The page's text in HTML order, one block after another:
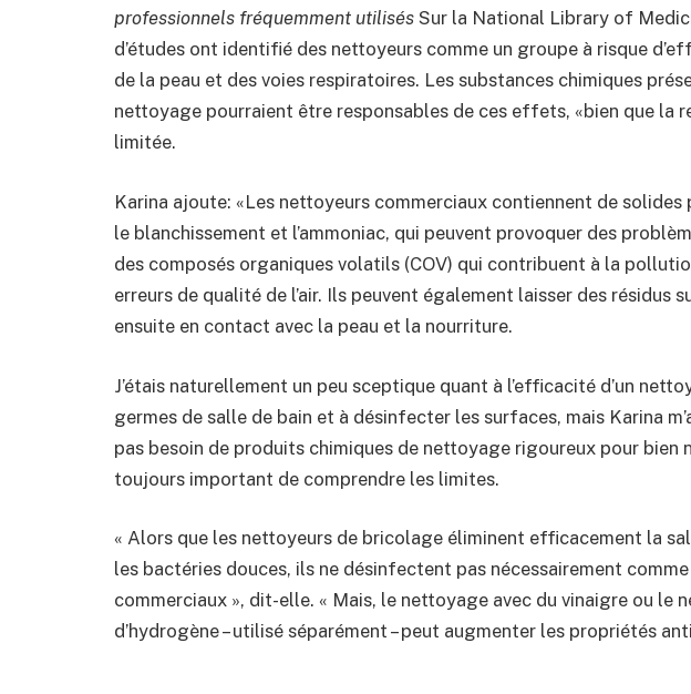
professionnels fréquemment utilisés Sur la National Library of
d’études ont identifié des nettoyeurs comme un groupe à risque
de la peau et des voies respiratoires. Les substances chimiques
nettoyage pourraient être responsables de ces effets, «bien que la
limitée.
Karina ajoute: «Les nettoyeurs commerciaux contiennent de
le blanchissement et l’ammoniac, qui peuvent provoquer des
des composés organiques volatils (COV) qui contribuent à la
erreurs de qualité de l’air. Ils peuvent également laisser des résidus
ensuite en contact avec la peau et la nourriture.
J’étais naturellement un peu sceptique quant à l’efficacité d’un
germes de salle de bain et à désinfecter les surfaces, mais Karina
pas besoin de produits chimiques de nettoyage rigoureux pour bien
toujours important de comprendre les limites.
« Alors que les nettoyeurs de bricolage éliminent efficacement la
les bactéries douces, ils ne désinfectent pas nécessairement
commerciaux », dit-elle. « Mais, le nettoyage avec du vinaigre ou le
d’hydrogène – utilisé séparément – peut augmenter les propriétés